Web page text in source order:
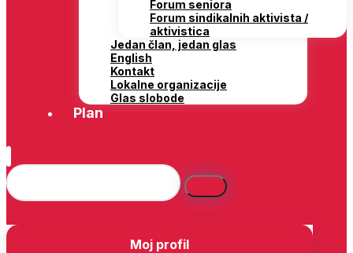
Forum seniora
Forum sindikalnih aktivista /
aktivistica
Jedan član, jedan glas
English
Kontakt
Lokalne organizacije
Glas slobode
Plan
Moj profil